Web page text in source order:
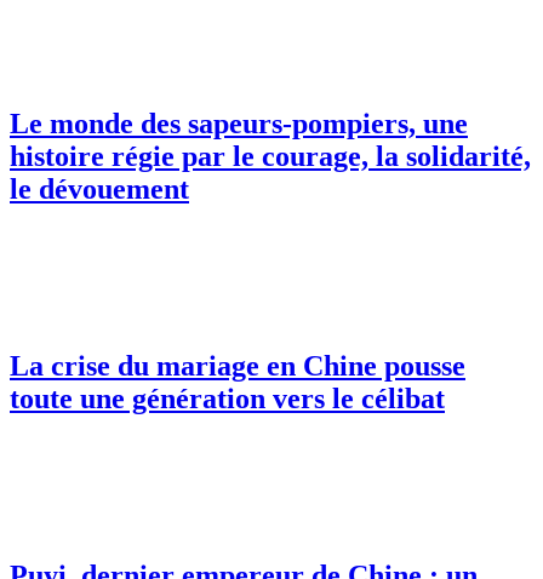
Le monde des sapeurs-pompiers, une
histoire régie par le courage, la solidarité,
le dévouement
La crise du mariage en Chine pousse
toute une génération vers le célibat